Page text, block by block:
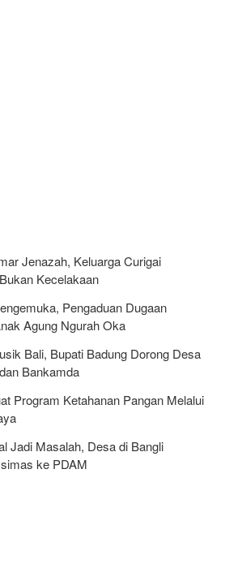
Jenazah, Keluarga Curigai
Kecelakaan
Pengaduan Dugaan
Agung Ngurah Oka
Bali, Bupati Badung Dorong Desa
Bankamda
Program Ketahanan Pangan Melalui
Jadi Masalah, Desa di Bangli
ke PDAM